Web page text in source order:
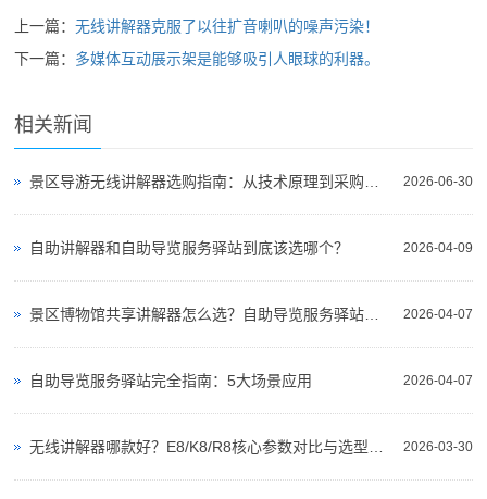
上一篇：无线讲解器克服了以往扩音喇叭的噪声污染！
下一篇： 多媒体互动展示架是能够吸引人眼球的利器。
相关新闻
2026-06-30
景区导游无线讲解器选购指南：从技术原理到采购决策
2026-04-09
自助讲解器和自助导览服务驿站到底该选哪个？
2026-04-07
景区博物馆共享讲解器怎么选？自助导览服务驿站部署全攻略（2026版）
2026-04-07
自助导览服务驿站完全指南：5大场景应用
2026-03-30
无线讲解器哪款好？E8/K8/R8核心参数对比与选型指南